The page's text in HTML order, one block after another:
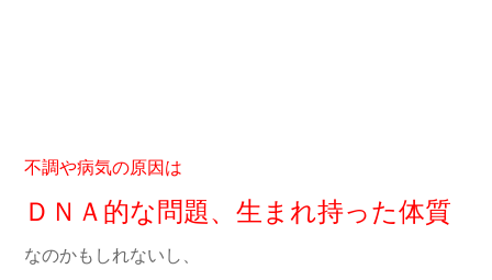
不調や病気の原因は
ＤＮＡ的な問題、生まれ持った体質
なのかもしれないし、